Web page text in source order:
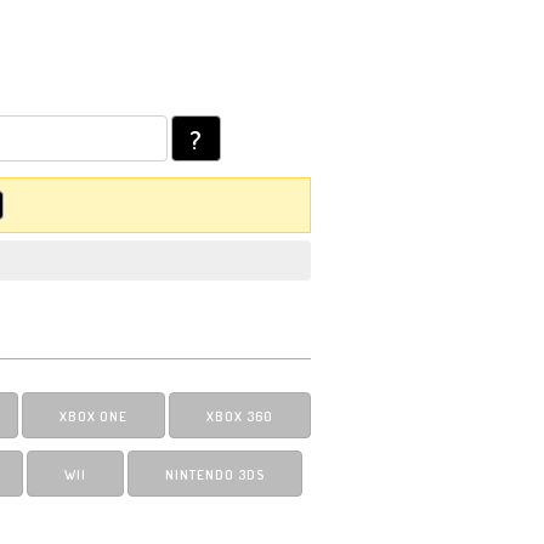
?
XBOX ONE XBOX 360
WII NINTENDO 3DS